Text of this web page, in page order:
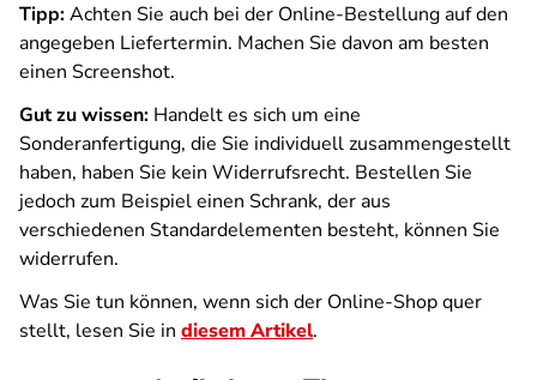
Tipp:Achten Sie auch bei der Online-Bestellung auf den
angegeben Liefertermin. Machen Sie davon am besten
einen Screenshot.
Gut zu wissen: Handelt es sich um eine
Sonderanfertigung, die Sie individuell zusammengestellt
haben, haben Sie kein Widerrufsrecht. Bestellen Sie
jedoch zum Beispiel einen Schrank, der aus
verschiedenen Standardelementen besteht, können Sie
widerrufen.
Was Sie tun können, wenn sich der Online-Shop quer
stellt, lesen Sie in diesem Artikel.